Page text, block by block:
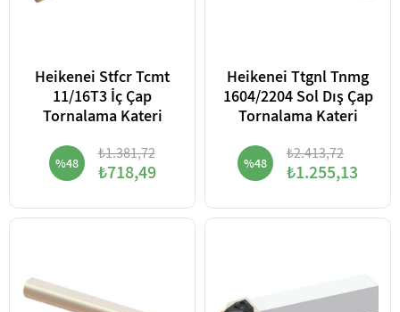
Heikenei Stfcr Tcmt
11/16T3 İç Çap
Tornalama Kateri
%48 ₺1.381,72
₺718,49
Heikenei Ttgnl Tnmg
1604/2204 Sol Dış Çap
Tornalama Kateri
%48 ₺2.413,72
₺1.255,13